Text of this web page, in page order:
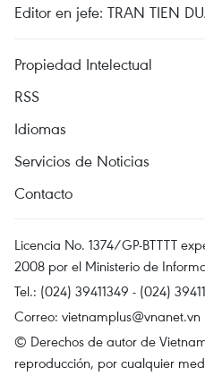
Editor en jefe: TRAN TIEN
Propiedad Intelectual
RSS
Idiomas
Servicios de Noticias
Contacto
Licencia No. 1374/GP-BTTTT
2008 por el Ministerio de
Tel.: (024) 39411349 - (024)
Correo: vietnamplus@vnanet.vn
© Derechos de autor de
reproducción, por cualquier